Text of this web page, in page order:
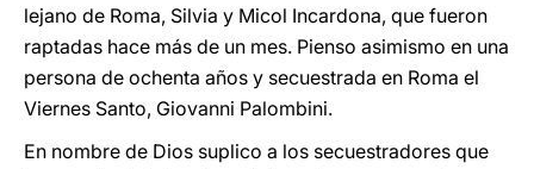
lejano de Roma, Silvia y Micol Incardona, que fueron
raptadas hace más de un mes. Pienso asimismo en una
persona de ochenta años y secuestrada en Roma el
Viernes Santo, Giovanni Palombini.
En nombre de Dios suplico a los secuestradores que